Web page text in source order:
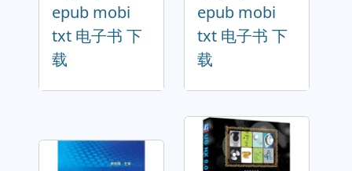
epub mobi
txt 电子书 下
载
epub mobi
txt 电子书 下
载